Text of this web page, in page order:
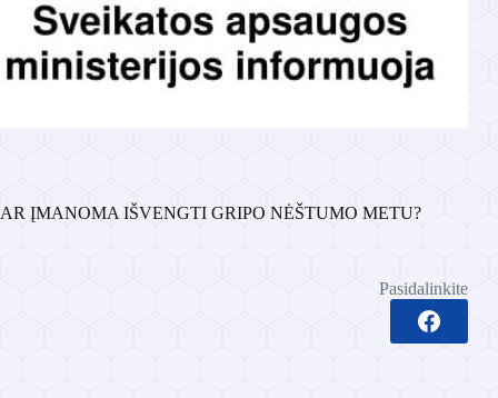
AR ĮMANOMA IŠVENGTI GRIPO NĖŠTUMO METU?
Pasidalinkite